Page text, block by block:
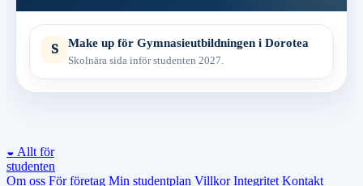
S Make up för Gymnasieutbildningen i Dorotea
Skolnära sida inför studenten 2027.
◒ Allt för
studenten
Om oss För företag Min studentplan Villkor Integritet Kontakt